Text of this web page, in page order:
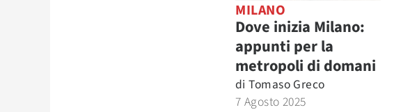
MILANO
Dove inizia Milano:
appunti per la
metropoli di domani
di Tomaso Greco
7 Agosto 2025